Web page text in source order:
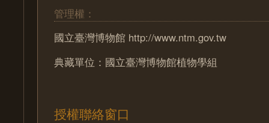
管理權：
國立臺灣博物館 http://www.ntm.gov.tw
典藏單位：國立臺灣博物館植物學組
授權聯絡窗口